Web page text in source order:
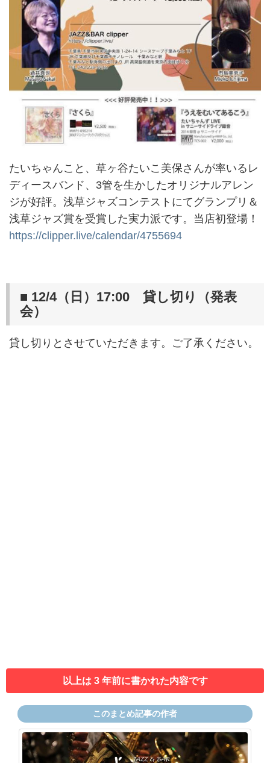
たいちゃんこと、草ヶ谷たいこ美保さんが率いるレ
ディースバンド、3管を生かしたオリジナルアレン
ジが好評。浅草ジャズコンテストにてグランプリ＆
浅草ジャズ賞を受賞した実力派です。当店初登場！
https://clipper.live/calendar/4755694
■ 12/4（日）17:00 貸し切り（発表
会）
貸し切りとさせていただきます。ご了承ください。
以上は 3 年前に書かれた内容です
このまとめ記事の作者